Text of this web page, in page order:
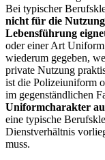
Bei typischer
nicht für die
Lebensführung
oder einer Art
wiederum gegeben,
private Nutzung
ist die Polizeiuniform
im gegenständlichen
Uniformcharakter
eine typische
Dienstverhältnis
muss.